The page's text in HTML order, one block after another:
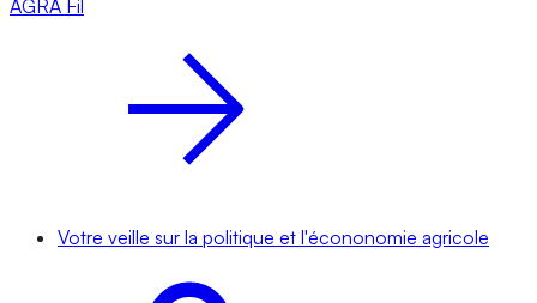
AGRA Fil
Votre veille sur la politique et l'écononomie agricole